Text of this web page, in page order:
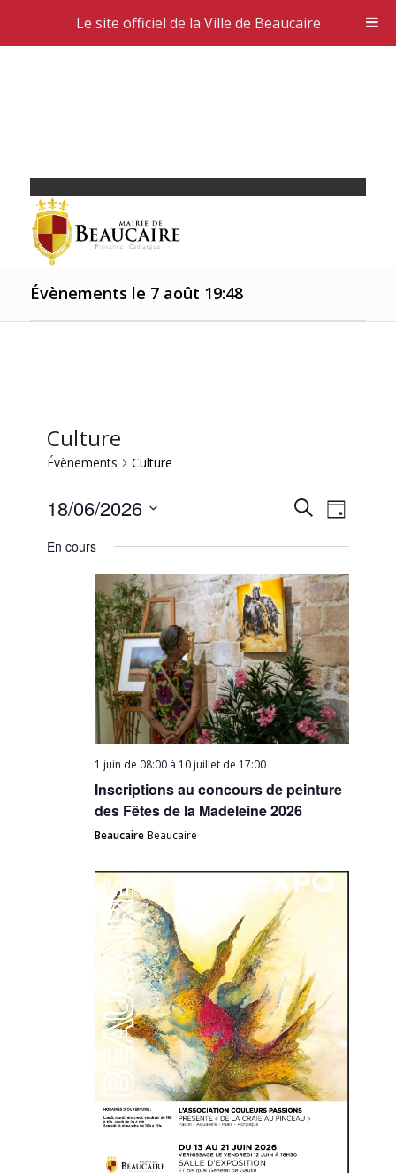
Évènements le 7 août 19:48
Culture
Évènements Culture
de
vues
Recherche
de
vues
Jour
18/06/2026
une
En cours
1 juin de 08:00 à 10 juillet de 17:00
Inscriptions au concours de peinture
des Fêtes de la Madeleine 2026
BeaucaireBeaucaire
Le site officiel de la Ville de Beaucaire